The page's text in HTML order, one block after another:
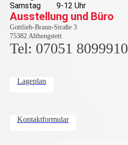
Samstag 9-12 Uhr
Ausstellung und Büro
Gottlieb-Braun-Straße 3
75382 Althengstett
Tel: 07051 8099910
Lageplan
Kontaktformular